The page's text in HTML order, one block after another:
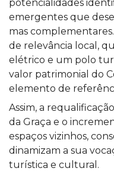
potencialidades
emergentes que
mas
de relevância local,
elétrico e um polo
valor patrimonial do
elemento de
Assim, a
da Graça e o
espaços vizinhos,
dinamizam a sua
turística e cultural.